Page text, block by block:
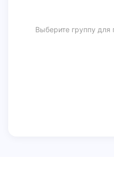
Выберите группу для